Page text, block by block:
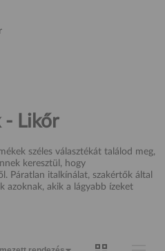
- Likőr
széles választékát találod meg,
keresztül, hogy
Páratlan italkínálat, szakértők által
azoknak, akik a lágyabb ízeket